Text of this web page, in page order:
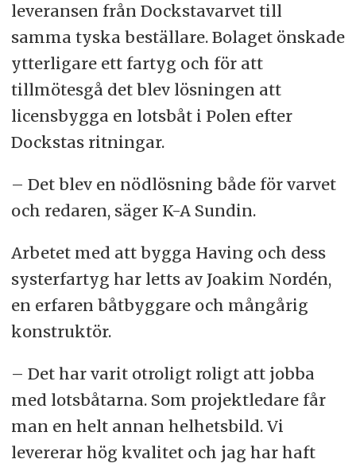
leveransen från Dockstavarvet till
samma tyska beställare. Bolaget önskade
ytterligare ett fartyg och för att
tillmötesgå det blev lösningen att
licensbygga en lotsbåt i Polen efter
Dockstas ritningar.
– Det blev en nödlösning både för varvet
och redaren, säger K-A Sundin.
Arbetet med att bygga Having och dess
systerfartyg har letts av Joakim Nordén,
en erfaren båtbyggare och mångårig
konstruktör.
– Det har varit otroligt roligt att jobba
med lotsbåtarna. Som projektledare får
man en helt annan helhetsbild. Vi
levererar hög kvalitet och jag har haft